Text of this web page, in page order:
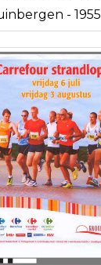
- 1955